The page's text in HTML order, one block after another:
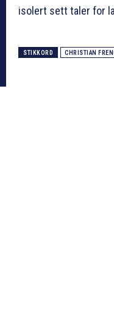
isolert sett taler for
STIKKORD CHRISTIAN